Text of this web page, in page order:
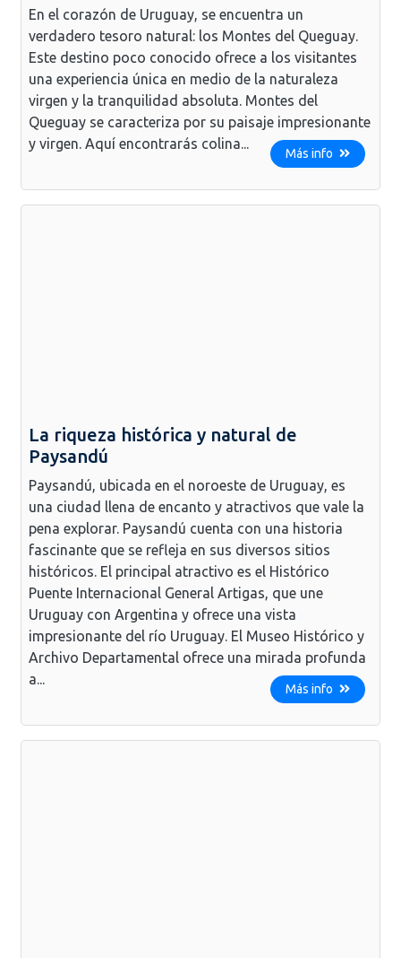
En el corazón de Uruguay, se encuentra un
verdadero tesoro natural: los Montes del Queguay.
Este destino poco conocido ofrece a los visitantes
una experiencia única en medio de la naturaleza
virgen y la tranquilidad absoluta. Montes del
Queguay se caracteriza por su paisaje impresionante
y virgen. Aquí encontrarás colina...
Más info
La riqueza histórica y natural de
Paysandú
Paysandú, ubicada en el noroeste de Uruguay, es
una ciudad llena de encanto y atractivos que vale la
pena explorar. Paysandú cuenta con una historia
fascinante que se refleja en sus diversos sitios
históricos. El principal atractivo es el Histórico
Puente Internacional General Artigas, que une
Uruguay con Argentina y ofrece una vista
impresionante del río Uruguay. El Museo Histórico y
Archivo Departamental ofrece una mirada profunda
a...
Más info